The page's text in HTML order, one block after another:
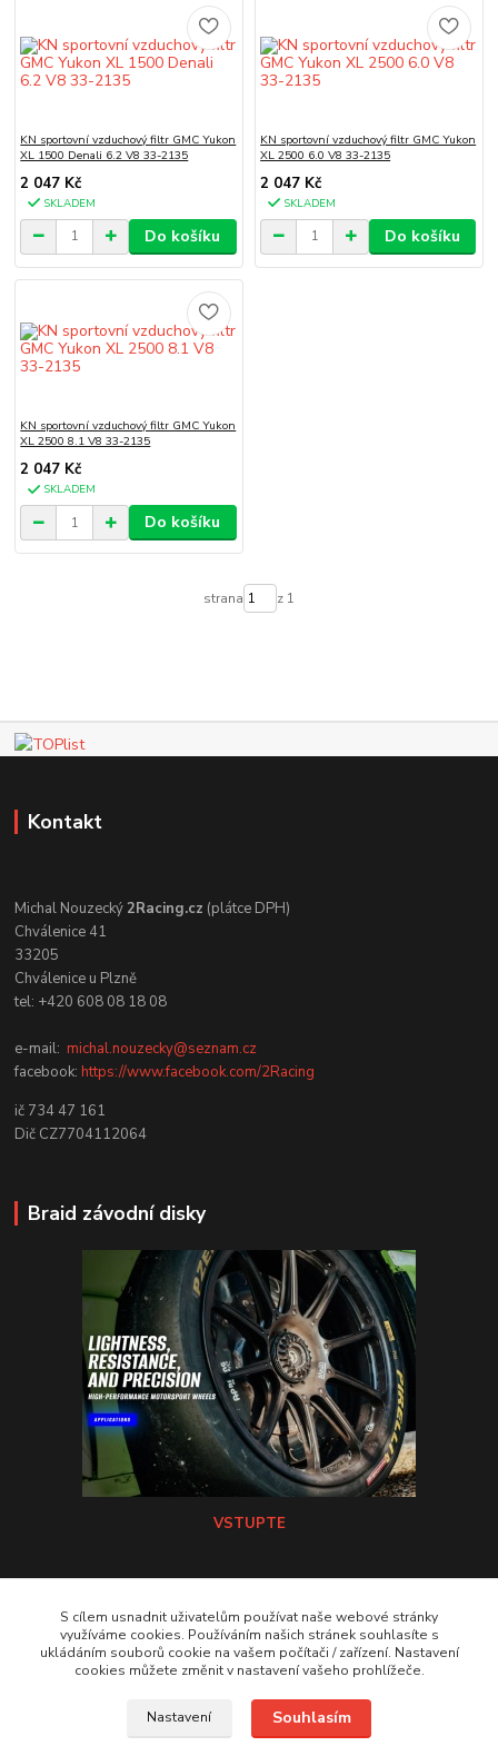
KN sportovní vzduchový filtr GMC Yukon
XL 1500 Denali 6.2 V8 33-2135
2 047 Kč
SKLADEM
Do košíku
KN sportovní vzduchový filtr GMC Yukon
XL 2500 6.0 V8 33-2135
2 047 Kč
SKLADEM
Do košíku
KN sportovní vzduchový filtr GMC Yukon
XL 2500 8.1 V8 33-2135
2 047 Kč
SKLADEM
Do košíku
strana z 1
Kontakt
Michal Nouzecký2Racing.cz (plátce DPH)
Chválenice 41
33205
Chválenice u Plzně
tel: +420 608 08 18 08
e-mail:michal.nouzecky@seznam.cz
facebook:https://www.facebook.com/2Racing
ič 734 47 161
Dič CZ7704112064
Braid závodní disky
VSTUPTE
VSTUPTE Koni tlumiče
S cílem usnadnit uživatelům používat naše webové stránky
využíváme cookies. Používáním našich stránek souhlasíte s
ukládáním souborů cookie na vašem počítači / zařízení. Nastavení
cookies můžete změnit v nastavení vašeho prohlížeče.
Nastavení Souhlasím